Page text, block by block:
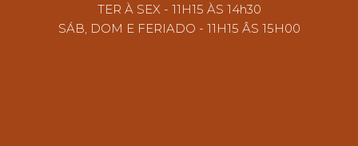
TER À SEX - 11H15 ÀS 14h30
SÁB, DOM E FERIADO - 11H15 ÂS 15H00